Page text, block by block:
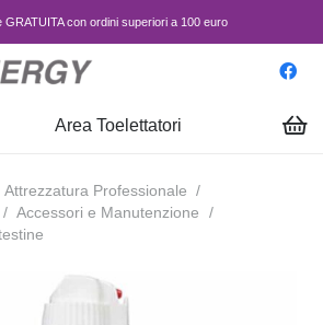
GRATUITA con ordini superiori a 100 euro
Area Toelettatori
Attrezzatura Professionale /
/ Accessori e Manutenzione
/